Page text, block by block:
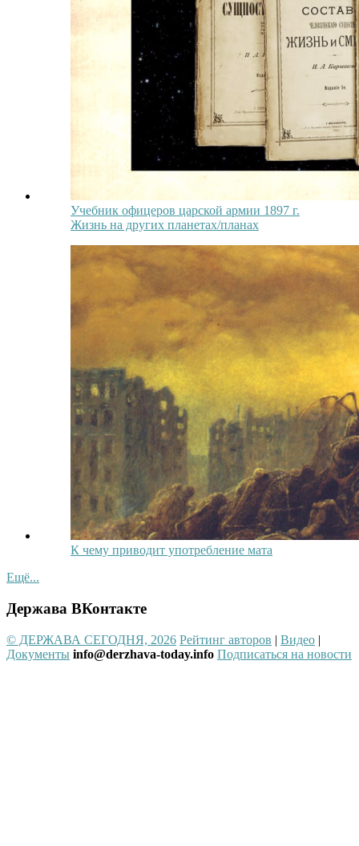
Учебник офицеров царской армии 1897 г.
Жизнь на других планетах/планах
К чему приводит употребление мата
Ещё...
Держава ВКонтакте
© ДЕРЖАВА СЕГОДНЯ, 2026 Рейтинг авторов | Видео |
Документы info@derzhava-today.info Подписаться на новости